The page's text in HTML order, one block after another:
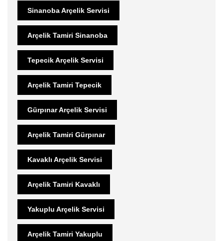
Sinanoba Arçelik Servisi
Arçelik Tamiri Sinanoba
Tepecik Arçelik Servisi
Arçelik Tamiri Tepecik
Gürpınar Arçelik Servisi
Arçelik Tamiri Gürpınar
Kavaklı Arçelik Servisi
Arçelik Tamiri Kavaklı
Yakuplu Arçelik Servisi
Arçelik Tamiri Yakuplu